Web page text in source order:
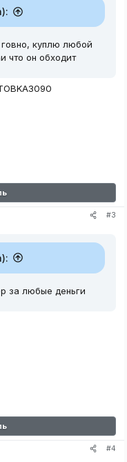
говно, куплю любой
что он обходит
#3
за любые деньги
#4